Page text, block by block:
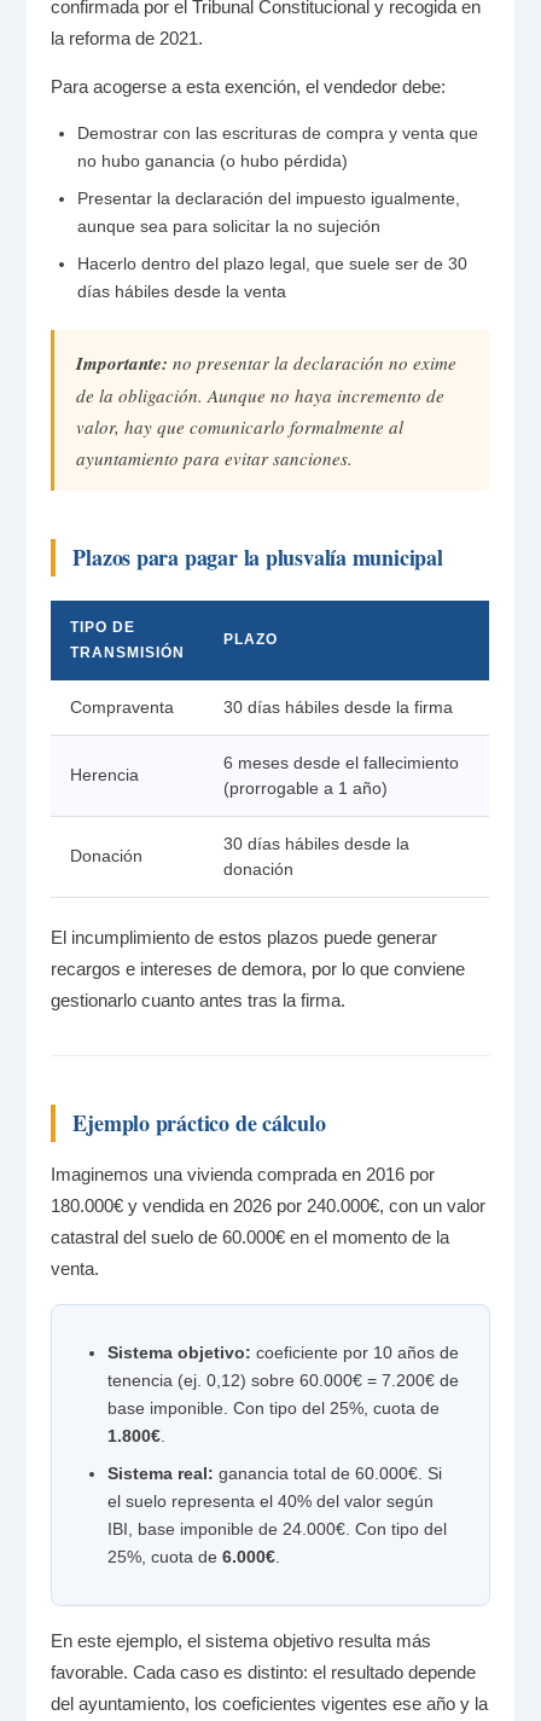
confirmada por el Tribunal Constitucional y recogida en
la reforma de 2021.
Para acogerse a esta exención, el vendedor debe:
Demostrar con las escrituras de compra y venta que
no hubo ganancia (o hubo pérdida)
Presentar la declaración del impuesto igualmente,
aunque sea para solicitar la no sujeción
Hacerlo dentro del plazo legal, que suele ser de 30
días hábiles desde la venta
Importante: no presentar la declaración no exime
de la obligación. Aunque no haya incremento de
valor, hay que comunicarlo formalmente al
ayuntamiento para evitar sanciones.
Plazos para pagar la plusvalía municipal
TIPO DE
TRANSMISIÓN
PLAZO
Compraventa 30 días hábiles desde la firma
Herencia
6 meses desde el fallecimiento
(prorrogable a 1 año)
Donación
30 días hábiles desde la
donación
El incumplimiento de estos plazos puede generar
recargos e intereses de demora, por lo que conviene
gestionarlo cuanto antes tras la firma.
Ejemplo práctico de cálculo
Imaginemos una vivienda comprada en 2016 por
180.000€ y vendida en 2026 por 240.000€, con un valor
catastral del suelo de 60.000€ en el momento de la
venta.
Sistema objetivo: coeficiente por 10 años de
tenencia (ej. 0,12) sobre 60.000€ = 7.200€ de
base imponible. Con tipo del 25%, cuota de
1.800€.
Sistema real: ganancia total de 60.000€. Si
el suelo representa el 40% del valor según
IBI, base imponible de 24.000€. Con tipo del
25%, cuota de6.000€.
En este ejemplo, el sistema objetivo resulta más
favorable. Cada caso es distinto: el resultado depende
del ayuntamiento, los coeficientes vigentes ese año y la